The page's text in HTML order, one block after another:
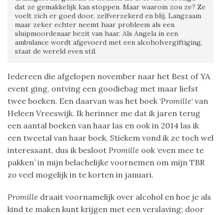
dat ze gemakkelijk kan stoppen. Maar waarom zou ze? Ze
voelt zich er goed door, zelfverzekerd en blij. Langzaam
maar zeker echter neemt haar probleem als een
sluipmoordenaar bezit van haar. Als Angela in een
ambulance wordt afgevoerd met een alcoholvergiftiging,
staat de wereld even stil.
Iedereen die afgelopen november naar het Best of YA
event ging, ontving een goodiebag met maar liefst
twee boeken. Een daarvan was het boek ‘Promille‘ van
Heleen Vreeswijk. Ik herinner me dat ik jaren terug
een aantal boeken van haar las en ook in 2014 las ik
een tweetal van haar boek. Stiekem vond ik ze toch wel
interessant, dus ik besloot Promille ook ‘even mee te
pakken’ in mijn belachelijke voornemen om mijn TBR
zo veel mogelijk in te korten in januari.
Promille draait voornamelijk over alcohol en hoe je als
kind te maken kunt krijgen met een verslaving; door